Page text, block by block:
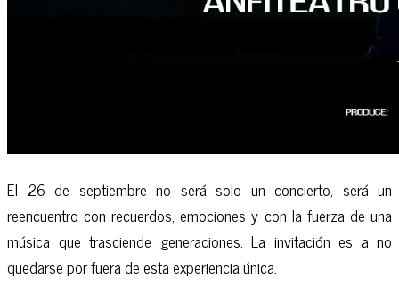
El 26 de septiembre no será solo un concierto, será un
reencuentro con recuerdos, emociones y con la fuerza de una
música que trasciende generaciones. La invitación es a no
quedarse por fuera de esta experiencia única.